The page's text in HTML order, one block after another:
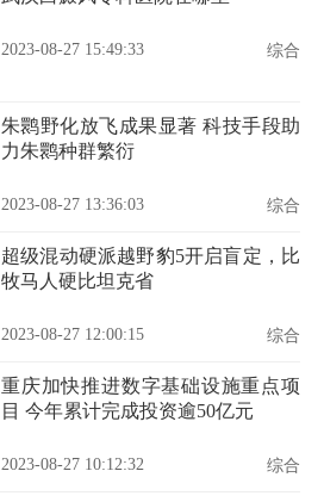
2023-08-27 15:49:33 综合
朱鹮野化放飞成果显著 科技手段助
力朱鹮种群繁衍
2023-08-27 13:36:03 综合
超级混动硬派越野豹5开启盲定，比
牧马人硬比坦克省
2023-08-27 12:00:15 综合
重庆加快推进数字基础设施重点项
目 今年累计完成投资逾50亿元
2023-08-27 10:12:32 综合